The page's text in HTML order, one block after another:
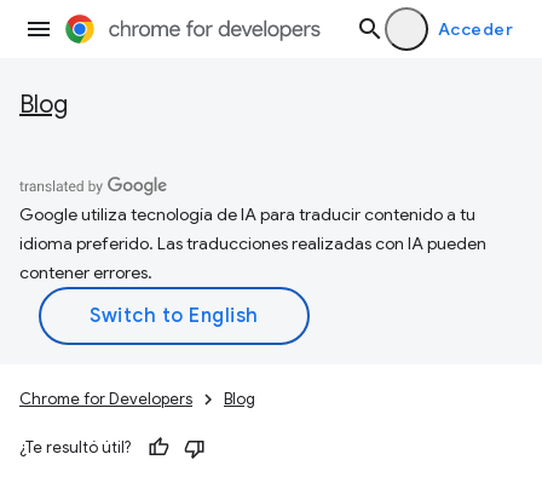
Acceder
Blog
Google utiliza tecnología de IA para traducir contenido a tu
idioma preferido. Las traducciones realizadas con IA pueden
contener errores.
Chrome for Developers Blog
¿Te resultó útil?